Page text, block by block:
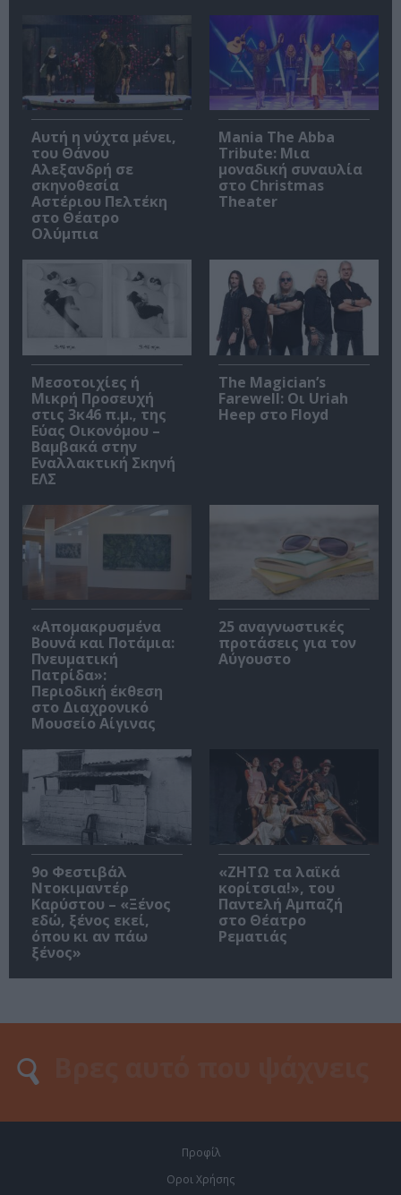
Αυτή η νύχτα μένει,
του Θάνου
Αλεξανδρή σε
σκηνοθεσία
Αστέριου Πελτέκη
στο Θέατρο
Ολύμπια
Mania The Abba
Tribute: Μια
μοναδική συναυλία
στο Christmas
Theater
Μεσοτοιχίες ή
Μικρή Προσευχή
στις 3κ46 π.μ., της
Εύας Οικονόμου –
Βαμβακά στην
Εναλλακτική Σκηνή
ΕΛΣ
The Magician’s
Farewell: Οι Uriah
Heep στο Floyd
«Απομακρυσμένα
Βουνά και Ποτάμια:
Πνευματική
Πατρίδα»:
Περιοδική έκθεση
στο Διαχρονικό
Μουσείο Αίγινας
25 αναγνωστικές
προτάσεις για τον
Αύγουστο
9ο Φεστιβάλ
Ντοκιμαντέρ
Καρύστου – «Ξένος
εδώ, ξένος εκεί,
όπου κι αν πάω
ξένος»
«ΖΗΤΩ τα λαϊκά
κορίτσια!», του
Παντελή Αμπαζή
στο Θέατρο
Ρεματιάς
Προφίλ
Οροι Χρήσης